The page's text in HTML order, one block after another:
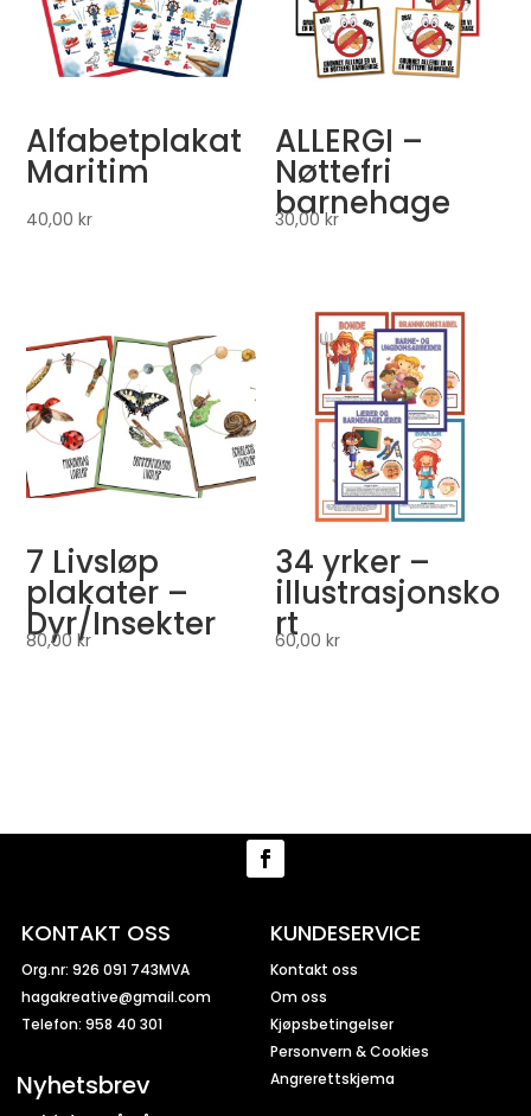
Alfabetplakat
Maritim
40,00kr
ALLERGI –
Nøttefri
barnehage
30,00kr
7 Livsløp
plakater –
Dyr/Insekter
80,00kr
34 yrker –
illustrasjonsko
rt
60,00kr
KONTAKT OSS
Org.nr: 926 091 743MVA
hagakreative@gmail.com
Telefon: 958 40 301
Nyhetsbrev
KUNDESERVICE
Kontakt oss
Om oss
Kjøpsbetingelser
Personvern & Cookies
Angrerettskjema